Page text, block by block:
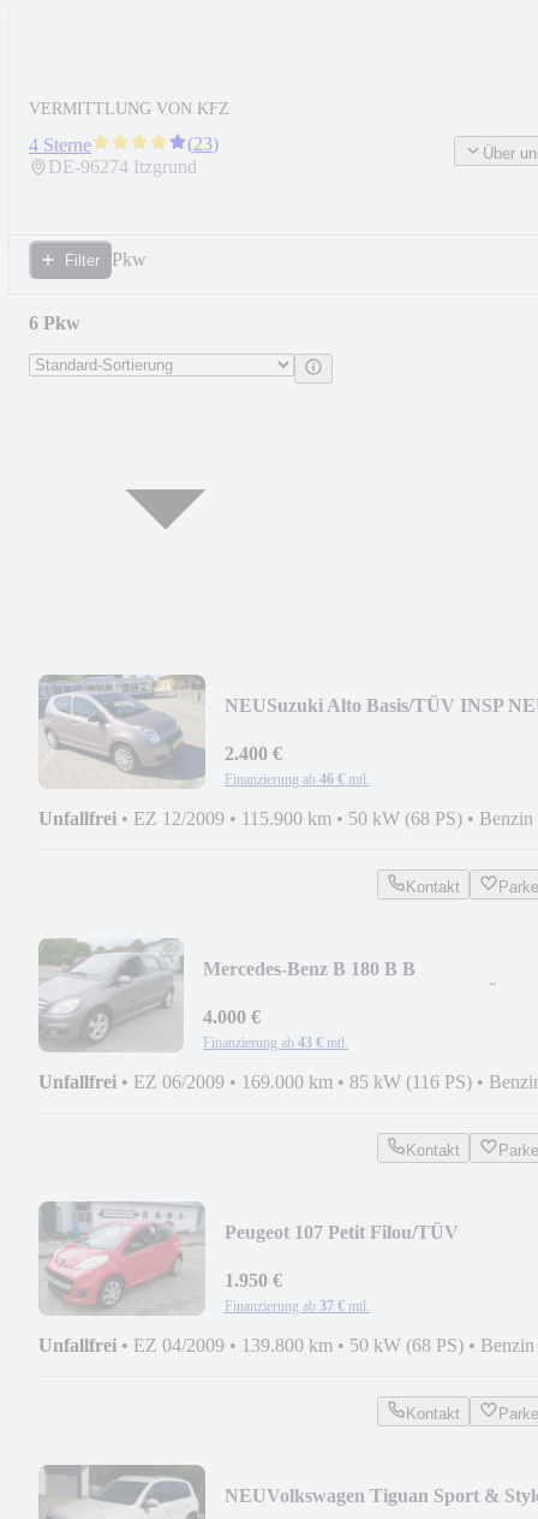
VERMITTLUNG VON KFZ
4 Sterne (23)
DE-96274 Itzgrund
Über
Filter Pkw
6 Pkw
NEUSuzuki Alto Basis/TÜV INSP
2.400 €
Finanzierung ab 46 € mtl.
Unfallfrei • EZ 12/2009 • 115.900 km • 50 kW (68 PS) • Benzin
Kontakt
Mercedes-Benz B 180 B B
4.000 €
Finanzierung ab 43 € mtl.
Unfallfrei • EZ 06/2009 • 169.000 km • 85 kW (116 PS) •
Kontakt
Peugeot 107 Petit Filou/TÜV
1.950 €
Finanzierung ab 37 € mtl.
Unfallfrei • EZ 04/2009 • 139.800 km • 50 kW (68 PS) • Benzin
Kontakt
NEUVolkswagen Tiguan Sport &